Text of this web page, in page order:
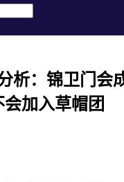
析：锦卫门会
加入草帽团